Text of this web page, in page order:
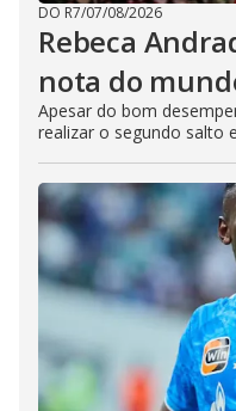
DO R7/07/08/2026
Rebeca
nota do
Apesar do bom
realizar o segundo salto